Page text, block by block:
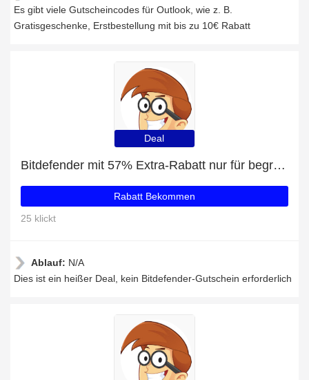
Es gibt viele Gutscheincodes für Outlook, wie z. B.
Gratisgeschenke, Erstbestellung mit bis zu 10€ Rabatt
Deal
Bitdefender mit 57% Extra-Rabatt nur für begrenzte Zeit
Rabatt Bekommen
25 klickt
Ablauf: N/A
Dies ist ein heißer Deal, kein Bitdefender-Gutschein erforderlich